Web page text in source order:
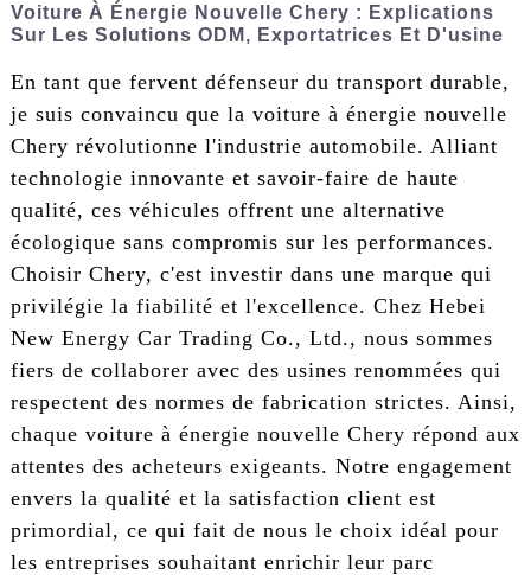
Voiture À Énergie Nouvelle Chery : Explications
Sur Les Solutions ODM, Exportatrices Et D'usine
En tant que fervent défenseur du transport durable,
je suis convaincu que la voiture à énergie nouvelle
Chery révolutionne l'industrie automobile. Alliant
technologie innovante et savoir-faire de haute
qualité, ces véhicules offrent une alternative
écologique sans compromis sur les performances.
Choisir Chery, c'est investir dans une marque qui
privilégie la fiabilité et l'excellence. Chez Hebei
New Energy Car Trading Co., Ltd., nous sommes
fiers de collaborer avec des usines renommées qui
respectent des normes de fabrication strictes. Ainsi,
chaque voiture à énergie nouvelle Chery répond aux
attentes des acheteurs exigeants. Notre engagement
envers la qualité et la satisfaction client est
primordial, ce qui fait de nous le choix idéal pour
les entreprises souhaitant enrichir leur parc